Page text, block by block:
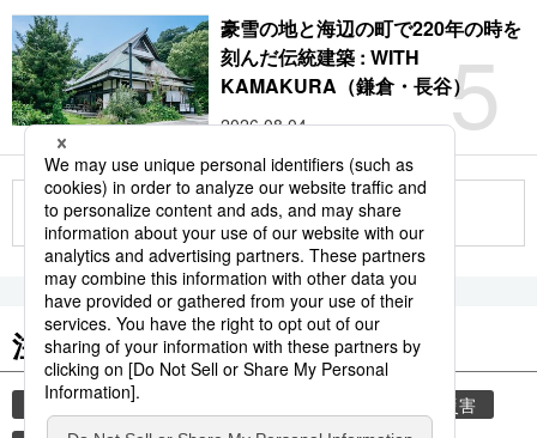
5
豪雪の地と海辺の町で220年の時を
刻んだ伝統建築 : WITH
KAMAKURA（鎌倉・長谷）
2026.08.04
もっと見る
注目のキーワード
共同通信ニュース
災害